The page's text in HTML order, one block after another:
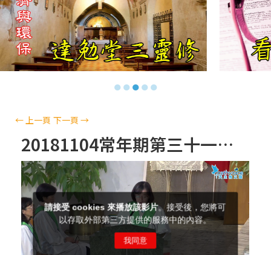
【信仰之旅】第十四集：「天主十誡(下)」
—金毓瑋 神父
【信仰之旅】第十三集：「天主十誡(上)」
—金毓瑋 神父
【信仰之旅】第十二集：「聖母、聖人」—
【信仰之旅】第十一集：「教 會」(推廣片)
【信仰之旅】第十一集：「教 會」—林必能
神父
●●●●●
← 上一頁 下一頁→
20181104常年期第三十一主日–答唱詠